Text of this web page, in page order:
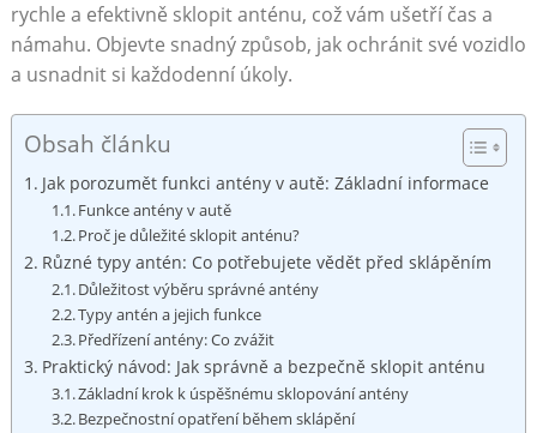
rychle a‍ efektivně sklopit anténu, což vám ušetří čas a
námahu. Objevte snadný způsob, jak ochránit ⁢své vozidlo
a usnadnit si každodenní úkoly.
Obsah článku
Jak porozumět funkci ​antény v autě: Základní informace
Funkce antény v autě
Proč ​je⁣ důležité sklopit anténu?
Různé​ typy antén: Co potřebujete vědět před sklápěním
Důležitost výběru správné antény
Typy antén a jejich⁣ funkce
Předřízení antény: Co zvážit
Praktický návod: Jak správně a bezpečně sklopit anténu
Základní krok k úspěšnému sklopování antény
Bezpečnostní opatření během sklápění